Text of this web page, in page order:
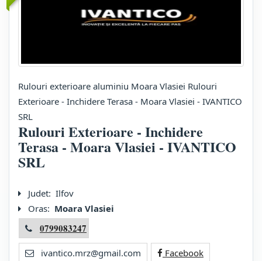
Rulouri exterioare aluminiu Moara Vlasiei Rulouri
Exterioare - Inchidere Terasa - Moara Vlasiei - IVANTICO
SRL
Rulouri Exterioare - Inchidere
Terasa - Moara Vlasiei - IVANTICO
SRL
Judet: Ilfov
Oras: Moara Vlasiei
0799083247
ivantico.mrz@gmail.com Facebook